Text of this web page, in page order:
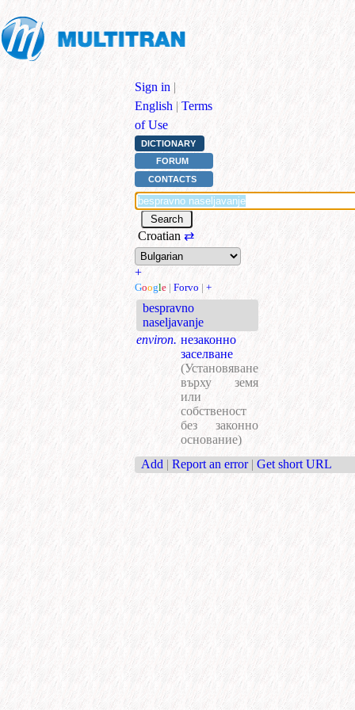
Sign in |
English | Terms
of Use
DICTIONARY
FORUM
CONTACTS
Croatian ⇄
+
Google | Forvo | +
bespravno
naseljavanje
environ. незаконно
заселване
(Установяване
върху земя
или
собственост
без законно
основание)
Add | Report an error | Get short URL